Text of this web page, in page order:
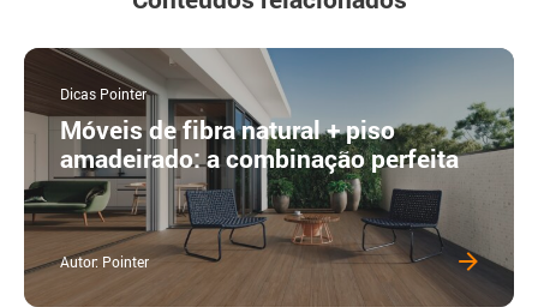
Dicas Pointer
Móveis de fibra natural + piso
amadeirado: a combinação perfeita
Autor: Pointer